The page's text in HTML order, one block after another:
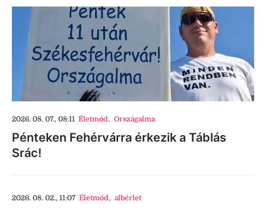
2026. 08. 07., 08:11 Életmód, Országalma
Pénteken Fehérvárra érkezik a Táblás
Srác!
2026. 08. 02., 11:07 Életmód, albérlet